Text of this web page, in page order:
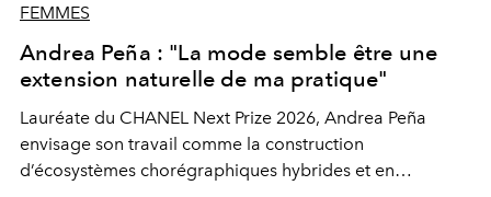
FEMMES
Andrea Peña : "La mode semble être une
extension naturelle de ma pratique"
Lauréate du CHANEL Next Prize 2026, Andrea Peña
envisage son travail comme la construction
d’écosystèmes chorégraphiques hybrides et en